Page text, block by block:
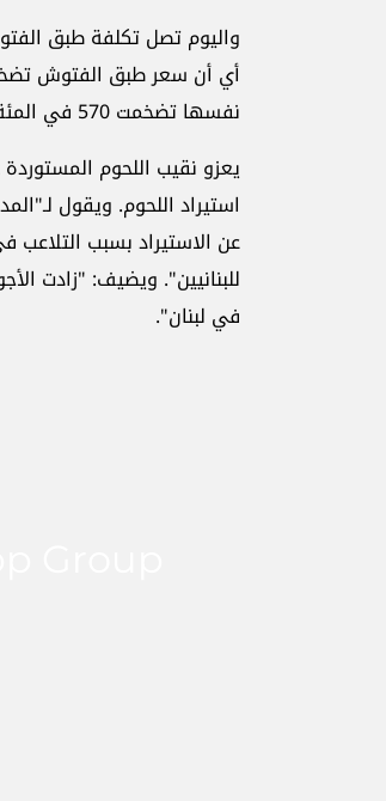
نفسها تضخمت 570 في المئة.
استيراد اللحوم. ويقول
عن الاستيراد بسبب
للبنانيين". ويضيف: "زادت
في لبنان".